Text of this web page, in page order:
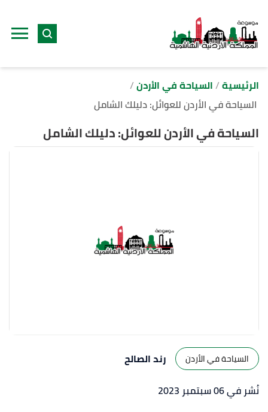
الرئيسية السياحة في الأردن
السياحة في الأردن للعوائل: دليلك الشامل
السياحة في الأردن للعوائل: دليلك الشامل
السياحة في الأردن
رند الصالح
نُشر في 06 سبتمبر 2023